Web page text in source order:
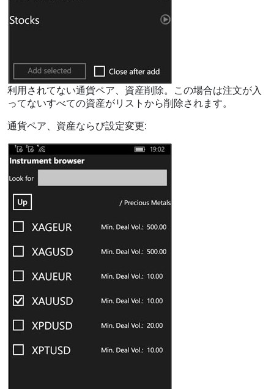
利用されてない通貨ペア、資産削除。この場合は注文が入
ってないすべての資産がリストから削除されます。
通貨ペア、資産ならび設定変更: